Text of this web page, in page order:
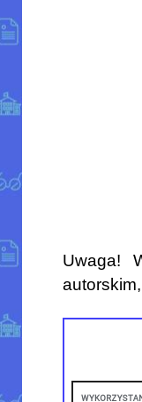
Uwaga!